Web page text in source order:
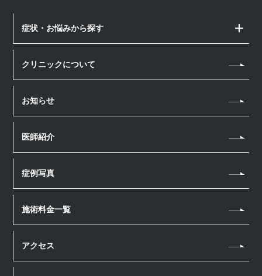
症状・お悩みから探す
しみ・そばかす
シワ
たるみ
肌質改善
毛穴
若返り・アンチエイジング
体のお悩み
若返り・アンチエイジング
医療瘦身
薄毛治療
幹細胞上清液 頭皮注射
ヘアアートメイク
医療脱毛
医療脱毛
クリニックについて
お知らせ
医師紹介
症例写真
施術料金一覧
アクセス